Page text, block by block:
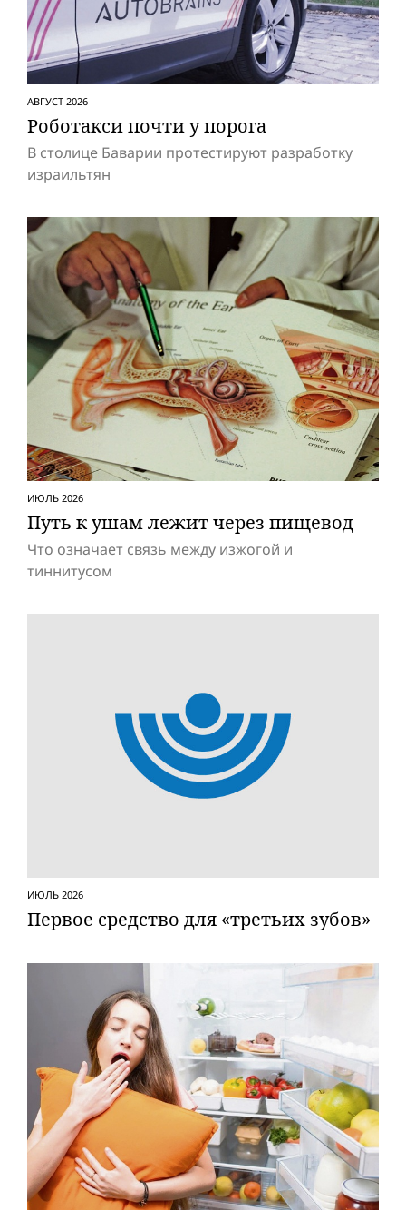
АВГУСТ 2026
Роботакси почти у порога
В столице Баварии протестируют разработку
израильтян
ИЮЛЬ 2026
Путь к ушам лежит через пищевод
Что означает связь между изжогой и
тиннитусом
ИЮЛЬ 2026
Первое средство для «третьих зубов»